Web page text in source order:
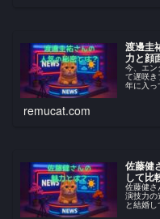
渡邊圭
力と顔
今、エン
て遅咲
年に入っ
remucat.com
佐藤健
して比
佐藤健さ
演技力の
と結婚